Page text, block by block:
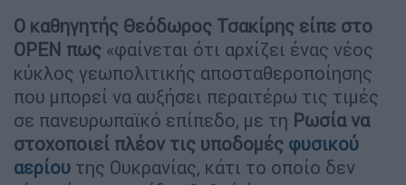
Ο καθηγητής Θεόδωρος Τσακίρης είπε στο
OPEN πως «φαίνεται ότι αρχίζει ένας νέος
κύκλος γεωπολιτικής αποσταθεροποίησης
που μπορεί να αυξήσει περαιτέρω τις τιμές
σε πανευρωπαϊκό επίπεδο, με τη Ρωσία να
στοχοποιεί πλέον τις υποδομές φυσικού
αερίου της Ουκρανίας, κάτι το οποίο δεν